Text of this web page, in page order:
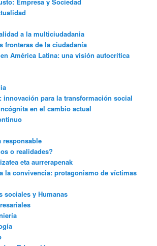
a la multiciudadania
fronteras de la ciudadanía
América Latina: una visión autocrítica
innovación para la transformación social
en el cambio actual
responsable
o realidades?
eta aurrerapenak
la convivencia: protagonismo de víctimas
sociales y Humanas